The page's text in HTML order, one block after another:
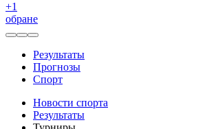
+1
обране
Результаты
Прогнозы
Спорт
Новости спорта
Результаты